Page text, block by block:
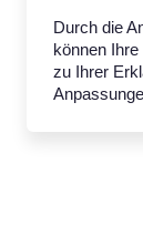
Durch die
können
zu Ihrer